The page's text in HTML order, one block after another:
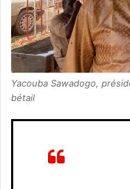
Yacouba Sawadogo,
bétail